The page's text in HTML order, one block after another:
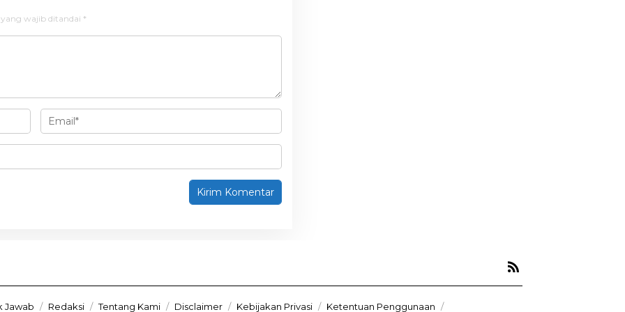
yang wajib ditandai *
Jawab Redaksi Tentang Kami Disclaimer Kebijakan Privasi Ketentuan Penggunaan